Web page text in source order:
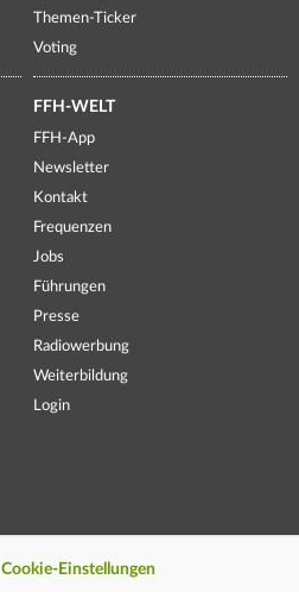
Themen-Ticker
Voting
FFH-WELT
FFH-App
Newsletter
Kontakt
Frequenzen
Jobs
Führungen
Presse
Radiowerbung
Weiterbildung
Login
Cookie-Einstellungen